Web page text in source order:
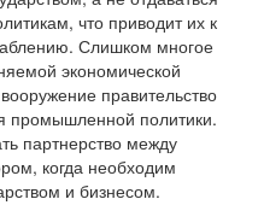
что приводит их к
Слишком многое
экономической
правительство
промышленной политики.
партнерство между
когда необходим
и бизнесом.